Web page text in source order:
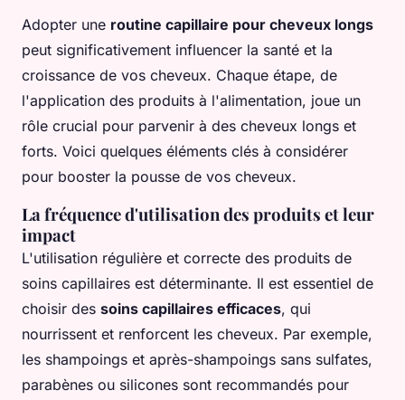
Adopter une routine capillaire pour cheveux longs
peut significativement influencer la santé et la
croissance de vos cheveux. Chaque étape, de
l'application des produits à l'alimentation, joue un
rôle crucial pour parvenir à des cheveux longs et
forts. Voici quelques éléments clés à considérer
pour booster la pousse de vos cheveux.
La fréquence d'utilisation des produits et leur
impact
L'utilisation régulière et correcte des produits de
soins capillaires est déterminante. Il est essentiel de
choisir des soins capillaires efficaces, qui
nourrissent et renforcent les cheveux. Par exemple,
les shampoings et après-shampoings sans sulfates,
parabènes ou silicones sont recommandés pour